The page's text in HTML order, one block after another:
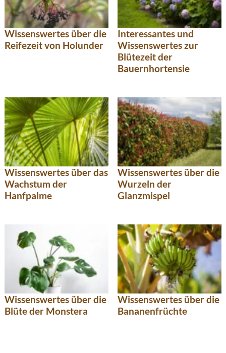
Wissenswertes über die
Reifezeit von Holunder
Interessantes und
Wissenswertes zur
Blütezeit der
Bauernhortensie
Wissenswertes über das
Wachstum der
Hanfpalme
Wissenswertes über die
Wurzeln der
Glanzmispel
Wissenswertes über die
Blüte der Monstera
Wissenswertes über die
Bananenfrüchte